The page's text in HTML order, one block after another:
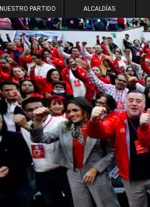
NUESTRO PARTIDO ALCALDÍAS